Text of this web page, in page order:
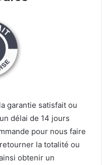
garantie satisfait ou
délai de 14 jours
pour nous faire
la totalité ou
obtenir un